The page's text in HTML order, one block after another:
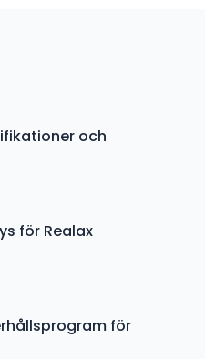
och
för Realax
för